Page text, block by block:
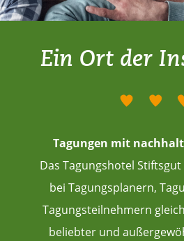
Ein Ort der
Tagungen mit
Das Tagungshotel
bei Tagungsplanern,
Tagungsteilnehmern
beliebter und